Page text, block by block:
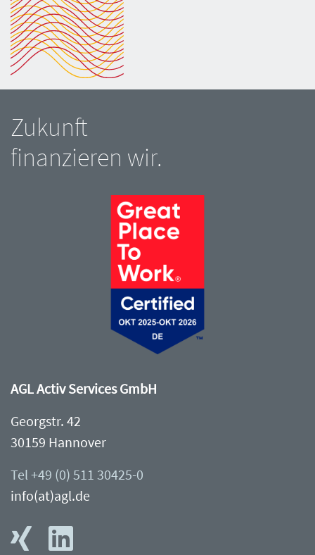
Zukunft
finanzieren wir.
AGL Activ Services GmbH
Georgstr. 42
30159 Hannover
Tel +49 (0) 511 30425-0
info(at)agl.de